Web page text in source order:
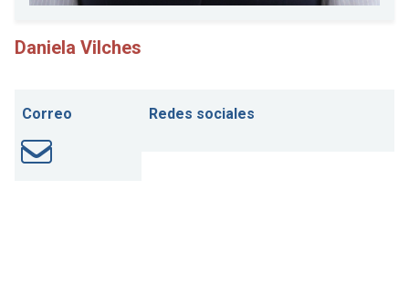
Daniela Vilches
Correo Redes sociales